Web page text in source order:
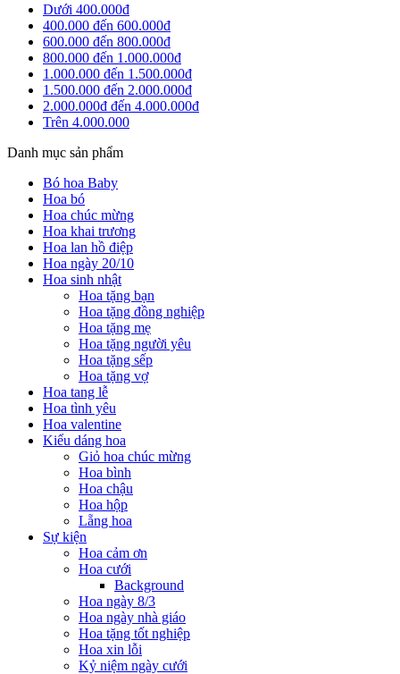
Dưới 400.000đ
400.000 đến 600.000đ
600.000 đến 800.000đ
800.000 đến 1.000.000đ
1.000.000 đến 1.500.000đ
1.500.000 đến 2.000.000đ
2.000.000đ đến 4.000.000đ
Trên 4.000.000
Danh mục sản phẩm
Bó hoa Baby
Hoa bó
Hoa chúc mừng
Hoa khai trương
Hoa lan hồ điệp
Hoa ngày 20/10
Hoa sinh nhật
Hoa tặng bạn
Hoa tặng đồng nghiệp
Hoa tặng mẹ
Hoa tặng người yêu
Hoa tặng sếp
Hoa tặng vợ
Hoa tang lễ
Hoa tình yêu
Hoa valentine
Kiểu dáng hoa
Giỏ hoa chúc mừng
Hoa bình
Hoa chậu
Hoa hộp
Lẵng hoa
Sự kiện
Hoa cảm ơn
Hoa cưới
Background
Hoa ngày 8/3
Hoa ngày nhà giáo
Hoa tặng tốt nghiệp
Hoa xin lỗi
Kỷ niệm ngày cưới